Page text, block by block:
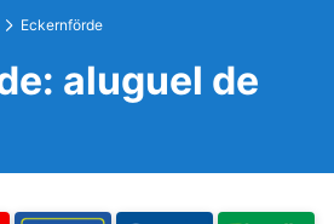
Eckernförde
aluguel de